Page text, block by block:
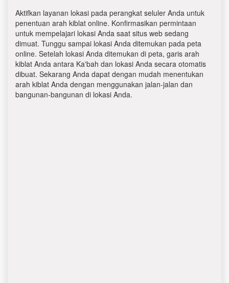
Aktifkan layanan lokasi pada perangkat seluler Anda untuk
penentuan arah kiblat online. Konfirmasikan permintaan
untuk mempelajari lokasi Anda saat situs web sedang
dimuat. Tunggu sampai lokasi Anda ditemukan pada peta
online. Setelah lokasi Anda ditemukan di peta, garis arah
kiblat Anda antara Ka'bah dan lokasi Anda secara otomatis
dibuat. Sekarang Anda dapat dengan mudah menentukan
arah kiblat Anda dengan menggunakan jalan-jalan dan
bangunan-bangunan di lokasi Anda.